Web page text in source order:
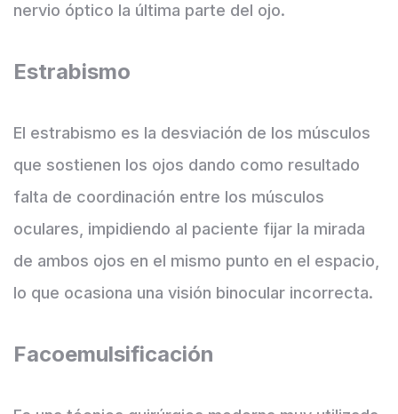
nervio óptico la última parte del ojo.
Estrabismo
El estrabismo es la desviación de los músculos
que sostienen los ojos dando como resultado
falta de coordinación entre los músculos
oculares, impidiendo al paciente fijar la mirada
de ambos ojos en el mismo punto en el espacio,
lo que ocasiona una visión binocular incorrecta.
Facoemulsificación